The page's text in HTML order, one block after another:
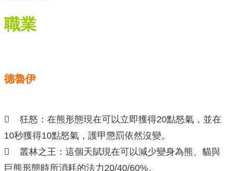
職業
德魯伊
 狂怒：在熊形態現在可以立即獲得20點怒氣，並在
10秒獲得10點怒氣，護甲懲罰依然沒變。
 叢林之王：這個天賦現在可以減少變身為熊、貓與
巨熊形態時所消耗的法力20/40/60%。